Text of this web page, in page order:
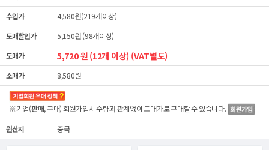
수입가
4,580원(219개이상)
도매할인가
5,150원 (98개이상)
도매가
5,720 원 (12개 이상) (VAT별도)
소매가 8,580원
※기업(판매, 구매) 회원가입시 수량과 관계없이도매가로 구매할 수 있습니다.
원산지 중국